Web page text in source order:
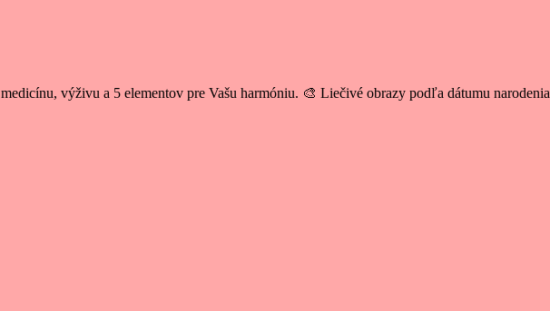
výživu a 5 elementov pre Vašu harmóniu. 🎨 Liečivé obrazy podľa dátumu narodenia